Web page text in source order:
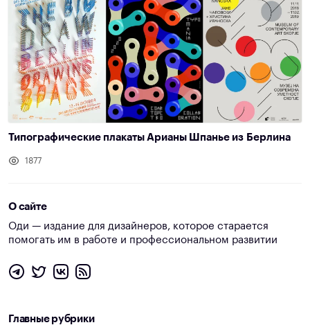
Типографические плакаты Арианы Шпанье из Берлина
1877
О сайте
Оди — издание для дизайнеров, которое старается
помогать им в работе и профессиональном развитии
Главные рубрики